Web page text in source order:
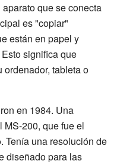
aparato que se conecta
es "copiar"
están en papel y
significa que
tableta o
en 1984. Una
MS-200, que fue el
Tenía una resolución de
diseñado para las